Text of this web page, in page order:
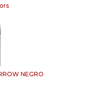
NEGRO